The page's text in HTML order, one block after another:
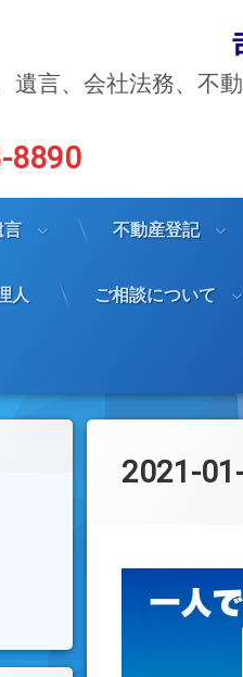
遺言、会社法務、不
8890
言 不動産登記
人 ご相談について
2021-